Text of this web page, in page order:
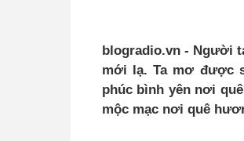
blogradio.vn - Người
mới lạ. Ta mơ được
phúc bình yên nơi
mộc mạc nơi quê